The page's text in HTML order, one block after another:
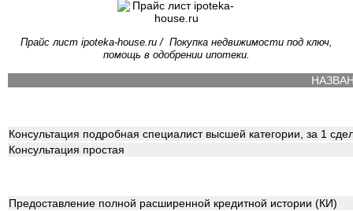
Прайс лист ipoteka-house.ru / Покупка недвижимости под ключ,
помощь в одобрении ипотеки.
Консультация подробная специалист высшей категории, за 1
Консультация простая
Предоставление полной расширенной кредитной истории (КИ)